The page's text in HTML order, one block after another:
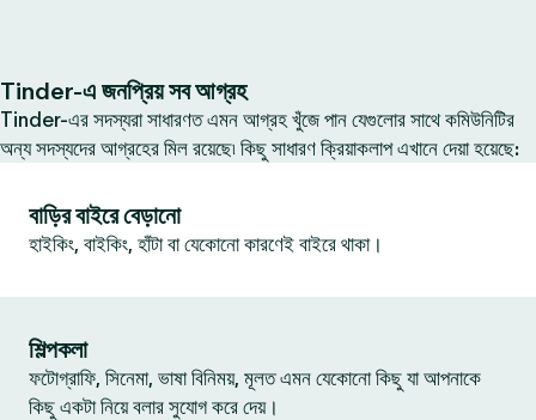
Tinder-এ জনপ্রিয় সব আগ্রহ
Tinder-এর সদস্যরা সাধারণত এমন আগ্রহ খুঁজে পান যেগুলোর সাথে কমিউনিটির
অন্য সদস্যদের আগ্রহের মিল রয়েছে৷ কিছু সাধারণ ক্রিয়াকলাপ এখানে দেয়া হয়েছে:
বাড়ির বাইরে বেড়ানো
হাইকিং, বাইকিং, হাঁটা বা যেকোনো কারণেই বাইরে থাকা।
শিল্পকলা
ফটোগ্রাফি, সিনেমা, ভাষা বিনিময়, মূলত এমন যেকোনো কিছু যা আপনাকে
কিছু একটা নিয়ে বলার সুযোগ করে দেয়।